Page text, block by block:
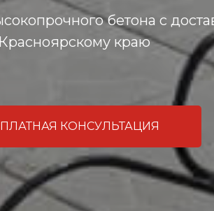
бетона с
краю
КОНСУЛЬТАЦИЯ